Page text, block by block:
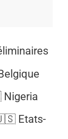
Etats-